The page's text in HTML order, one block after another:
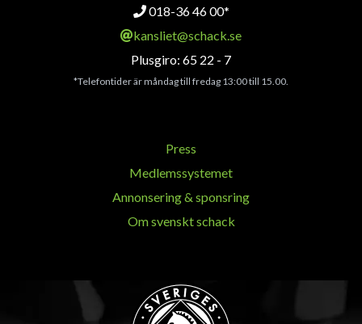
018-36 46 00*
kansliet@schack.se
Plusgiro: 65 22 - 7
*Telefontider är måndag till fredag 13:00 till 15.00.
Press
Medlemssystemet
Annonsering & sponsring
Om svenskt schack